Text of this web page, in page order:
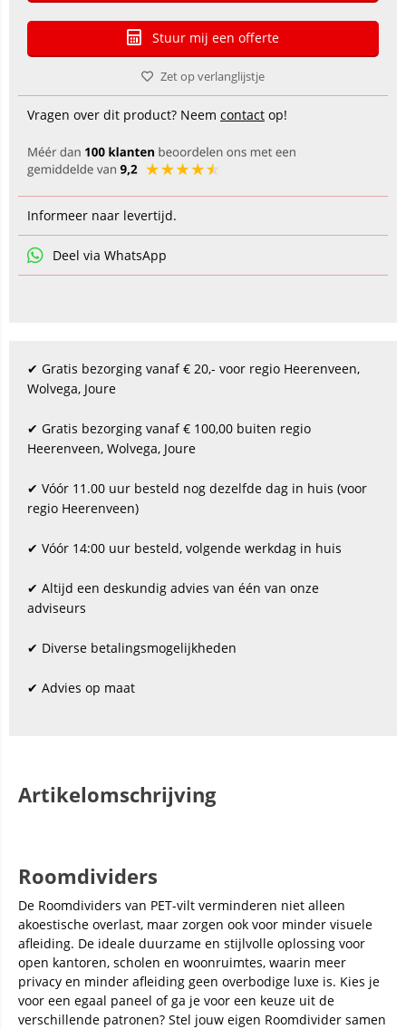
Stuur mij een offerte
Zet op verlanglijstje
Vragen over dit product? Neem contact op!
Informeer naar levertijd.
Deel via WhatsApp
✔ Gratis bezorging vanaf € 20,- voor regio Heerenveen,
Wolvega, Joure
✔ Gratis bezorging vanaf € 100,00 buiten regio
Heerenveen, Wolvega, Joure
✔ Vóór 11.00 uur besteld nog dezelfde dag in huis (voor
regio Heerenveen)
✔ Vóór 14:00 uur besteld, volgende werkdag in huis
✔ Altijd een deskundig advies van één van onze
adviseurs
✔ Diverse betalingsmogelijkheden
✔ Advies op maat
Artikelomschrijving
Roomdividers
De Roomdividers van PET-vilt verminderen niet alleen
akoestische overlast, maar zorgen ook voor minder visuele
afleiding. De ideale duurzame en stijlvolle oplossing voor
open kantoren, scholen en woonruimtes, waarin meer
privacy en minder afleiding geen overbodige luxe is. Kies je
voor een egaal paneel of ga je voor een keuze uit de
verschillende patronen? Stel jouw eigen Roomdivider samen